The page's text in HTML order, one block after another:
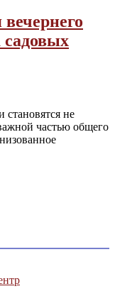
садовых
становятся не
частью общего